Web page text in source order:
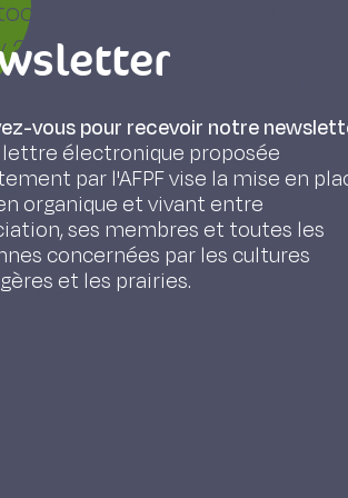
in the summer of
20 years to harvest
dry matter, or the
Based on this
of pruned ash trees
plan.
S., HEKIMIAN S. (2020). Dans le
vous pour recevoir notre
électronique proposée
par l'AFPF vise la mise en
organique et vivant entre
ses membres et toutes les
concernées par les cultures
et les prairies.